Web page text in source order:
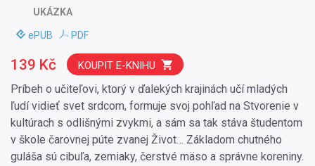
UKÁZKA
ePUB PDF
Príbeh o učiteľovi, ktorý v ďalekých krajinách učí mladých
ľudí vidieť svet srdcom, formuje svoj pohľad na Stvorenie v
kultúrach s odlišnými zvykmi, a sám sa tak stáva študentom
v škole čarovnej púte zvanej Život… Základom chutného
guláša sú cibuľa, zemiaky, čerstvé mäso a správne koreniny.
139 Kč KOUPIT E-KNIHU